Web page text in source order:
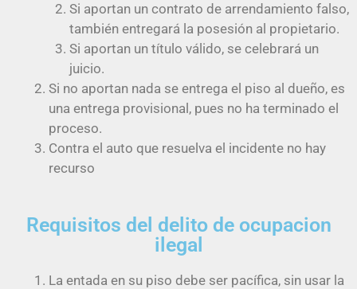
Si aportan un contrato de arrendamiento falso,
también entregará la posesión al propietario.
Si aportan un título válido, se celebrará un
juicio.
Si no aportan nada se entrega el piso al dueño, es
una entrega provisional, pues no ha terminado el
proceso.
Contra el auto que resuelva el incidente no hay
recurso
Requisitos del delito de ocupacion
ilegal
La entada en su piso debe ser pacífica, sin usar la